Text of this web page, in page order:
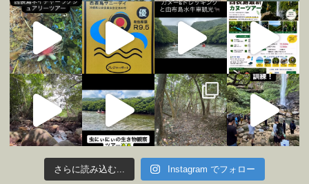
さらに読み込む... Instagram でフォロー